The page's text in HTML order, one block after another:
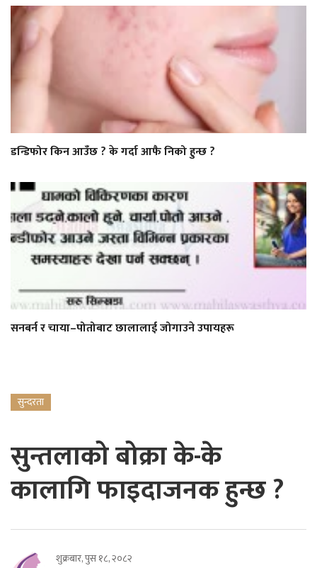
डन्डिफोर किन आउँछ ? के गर्दा आफै निको हुन्छ ?
सनबर्न र चाया–पोतोबाट छालालाई जोगाउने उपायहरू
सुन्दरता
सुन्तलाको बोक्रा के-के
कालागि फाइदाजनक हुन्छ ?
शुक्रबार, पुस १८, २०८२